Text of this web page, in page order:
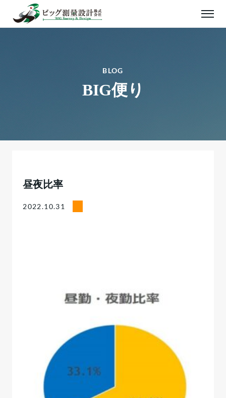
BLOG
BIG便り
昼夜比率
2022.10.31